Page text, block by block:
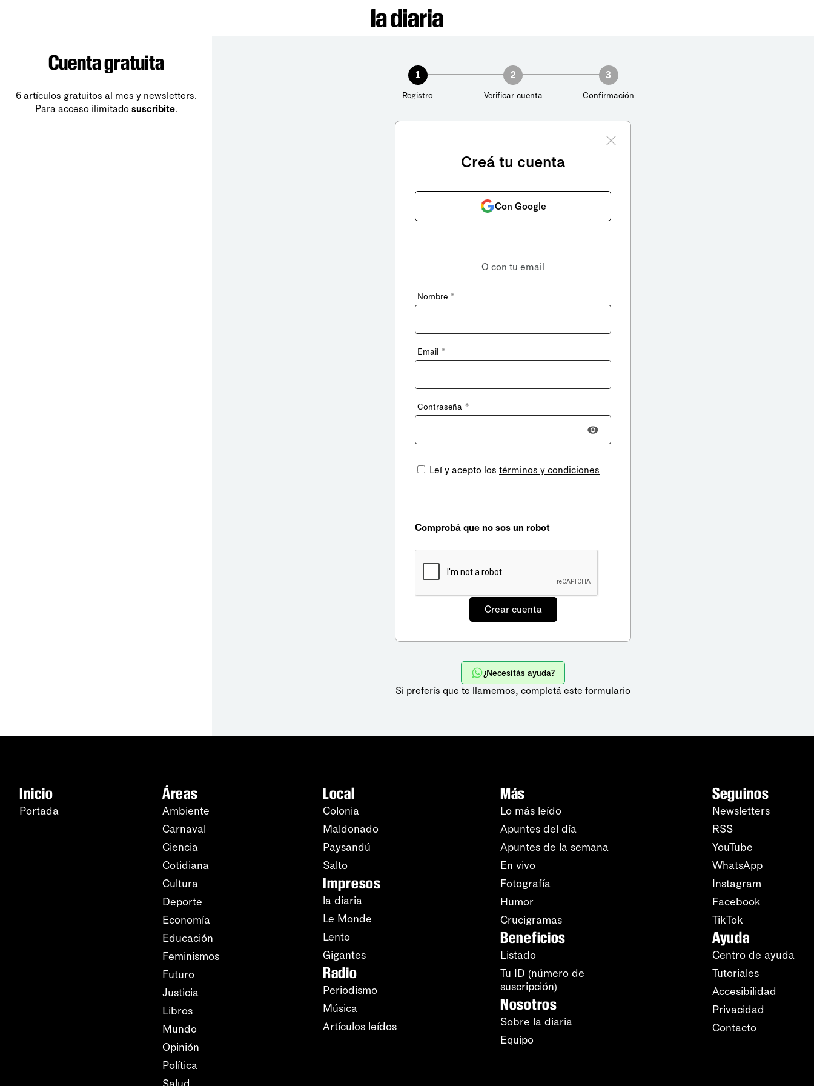
Cuenta gratuita
6 artículos gratuitos al mes y newsletters.
Para acceso ilimitado suscribite.
1
Registro
2
Verificar cuenta
3
Confirmación
Creá tu cuenta
Con Google
O con tu email
Nombre *
Email *
Contraseña *
Leí y acepto los términos y condiciones
Comprobá que no sos un robot
¿Necesitás ayuda?
Si preferís que te llamemos, completá este formulario
Inicio
Portada
Áreas
Ambiente
Carnaval
Ciencia
Cotidiana
Cultura
Deporte
Economía
Educación
Feminismos
Futuro
Justicia
Libros
Mundo
Opinión
Política
Local
Colonia
Maldonado
Paysandú
Salto
Impresos
la diaria
Le Monde
Lento
Gigantes
Radio
Periodismo
Música
Artículos leídos
Más
Lo más leído
Apuntes del día
Apuntes de la semana
En vivo
Fotografía
Humor
Crucigramas
Beneficios
Listado
Tu ID (número de
suscripción)
Nosotros
Sobre la diaria
Equipo
Seguinos
Newsletters
RSS
YouTube
WhatsApp
Instagram
Facebook
TikTok
Ayuda
Centro de ayuda
Tutoriales
Accesibilidad
Privacidad
Contacto